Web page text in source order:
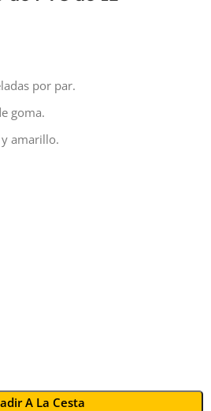
por par.
goma.
amarillo.
A La Cesta